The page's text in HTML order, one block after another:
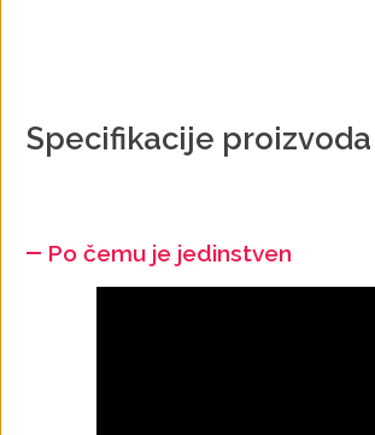
Specifikacije proizvoda
Po čemu je jedinstven